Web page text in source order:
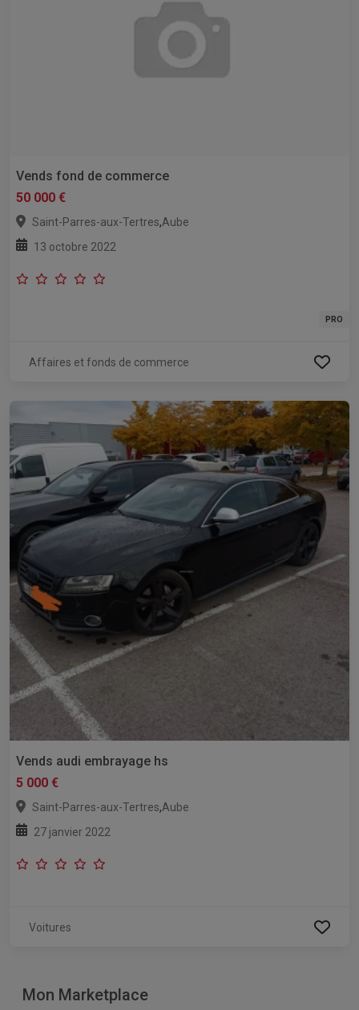
Vends fond de commerce
50 000 €
Saint-Parres-aux-Tertres,Aube
13 octobre 2022
PRO
Affaires et fonds de commerce
Vends audi embrayage hs
5 000 €
Saint-Parres-aux-Tertres,Aube
27 janvier 2022
Voitures
Mon Marketplace